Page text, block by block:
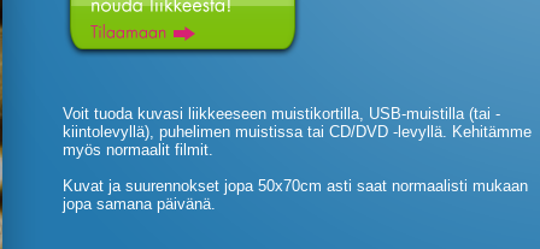
Voit tuoda kuvasi liikkeeseen muistikortilla, USB-muistilla (tai -
kiintolevyllä), puhelimen muistissa tai CD/DVD -levyllä. Kehitämme
myös normaalit filmit.
Kuvat ja suurennokset jopa 50x70cm asti saat normaalisti mukaan
jopa samana päivänä.